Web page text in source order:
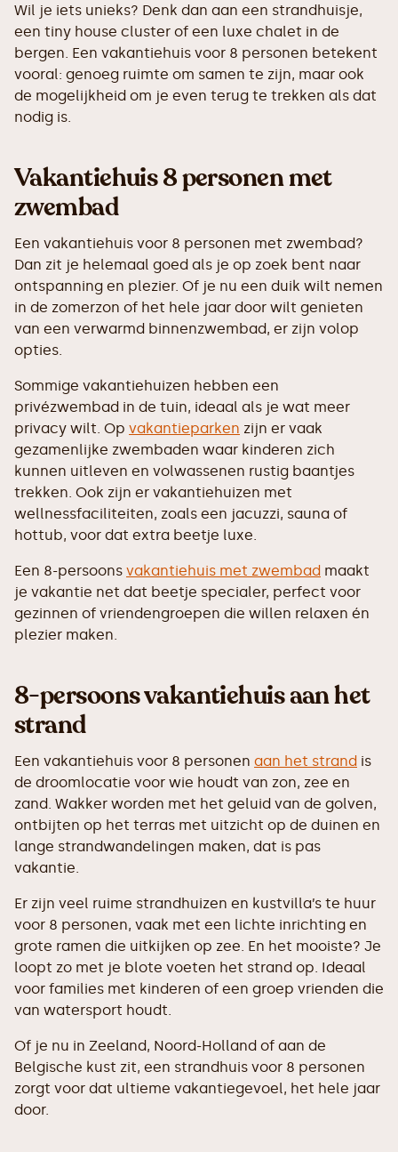
Wil je iets unieks? Denk dan aan een strandhuisje,
een tiny house cluster of een luxe chalet in de
bergen. Een vakantiehuis voor 8 personen betekent
vooral: genoeg ruimte om samen te zijn, maar ook
de mogelijkheid om je even terug te trekken als dat
nodig is.
Vakantiehuis 8 personen met
zwembad
Een vakantiehuis voor 8 personen met zwembad?
Dan zit je helemaal goed als je op zoek bent naar
ontspanning en plezier. Of je nu een duik wilt nemen
in de zomerzon of het hele jaar door wilt genieten
van een verwarmd binnenzwembad, er zijn volop
opties.
Sommige vakantiehuizen hebben een
privézwembad in de tuin, ideaal als je wat meer
privacy wilt. Op vakantieparken zijn er vaak
gezamenlijke zwembaden waar kinderen zich
kunnen uitleven en volwassenen rustig baantjes
trekken. Ook zijn er vakantiehuizen met
wellnessfaciliteiten, zoals een jacuzzi, sauna of
hottub, voor dat extra beetje luxe.
Een 8-persoons vakantiehuis met zwembad maakt
je vakantie net dat beetje specialer, perfect voor
gezinnen of vriendengroepen die willen relaxen én
plezier maken.
8-persoons vakantiehuis aan het
strand
Een vakantiehuis voor 8 personen aan het strand is
de droomlocatie voor wie houdt van zon, zee en
zand. Wakker worden met het geluid van de golven,
ontbijten op het terras met uitzicht op de duinen en
lange strandwandelingen maken, dat is pas
vakantie.
Er zijn veel ruime strandhuizen en kustvilla’s te huur
voor 8 personen, vaak met een lichte inrichting en
grote ramen die uitkijken op zee. En het mooiste? Je
loopt zo met je blote voeten het strand op. Ideaal
voor families met kinderen of een groep vrienden die
van watersport houdt.
Of je nu in Zeeland, Noord-Holland of aan de
Belgische kust zit, een strandhuis voor 8 personen
zorgt voor dat ultieme vakantiegevoel, het hele jaar
door.